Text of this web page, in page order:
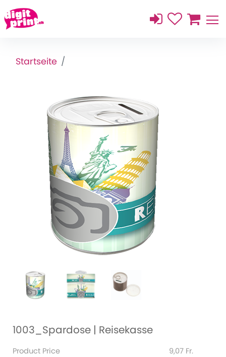
Startseite
1003_Spardose | Reisekasse
Product Price
9,07 Fr.